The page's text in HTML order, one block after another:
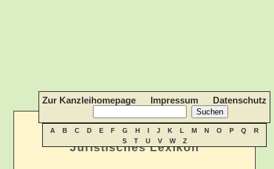
Juristisches Lexikon
Zur Kanzleihomepage Impressum Datenschutz
A B C D E F G H I J K L M N O P Q
R
S
T U V W Z